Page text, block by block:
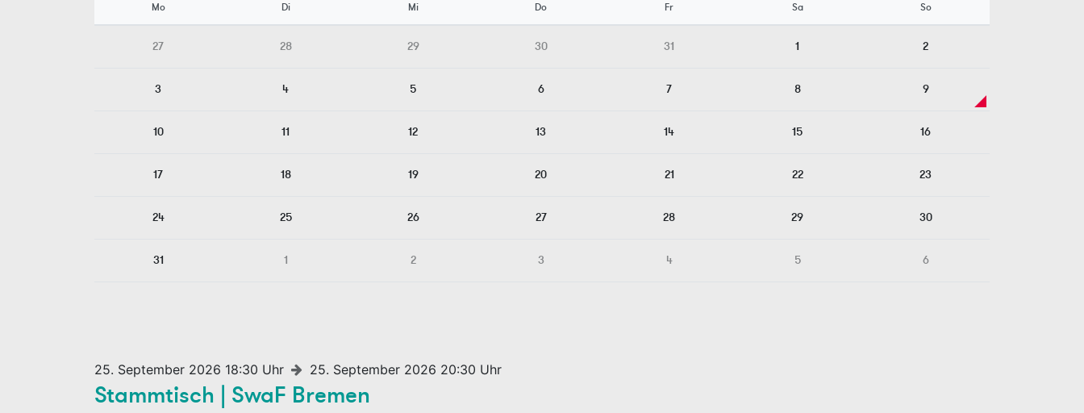
Mo Di Mi Do Fr Sa So
27 28 29 30 31 1 2
3 4 5 6 7 8 9
10 11 12 13 14 15 16
17 18 19 20 21 22 23
24 25 26 27 28 29 30
31 1 2 3 4 5 6
25. September 2026 18:30 Uhr 25. September 2026 20:30 Uhr
Stammtisch | SwaF Bremen